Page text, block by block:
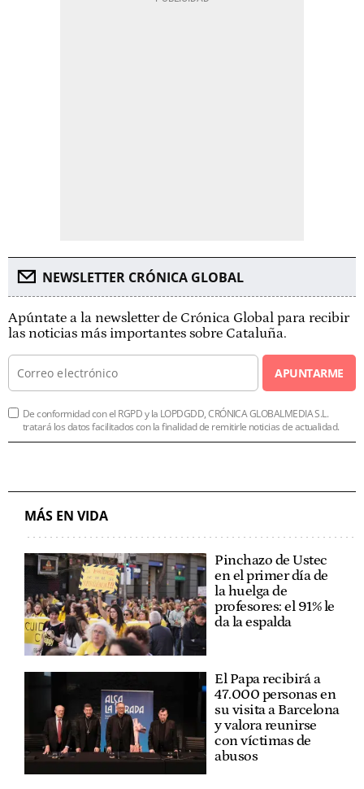
NEWSLETTER CRÓNICA GLOBAL
Apúntate a la newsletter de Crónica Global para recibir
las noticias más importantes sobre Cataluña.
APUNTARME
De conformidad con el RGPD y la LOPDGDD, CRÓNICA GLOBALMEDIA S.L.
tratará los datos facilitados con la finalidad de remitirle noticias de actualidad.
MÁS EN VIDA
Pinchazo de Ustec
en el primer día de
la huelga de
profesores: el 91% le
da la espalda
El Papa recibirá a
47.000 personas en
su visita a Barcelona
y valora reunirse
con víctimas de
abusos